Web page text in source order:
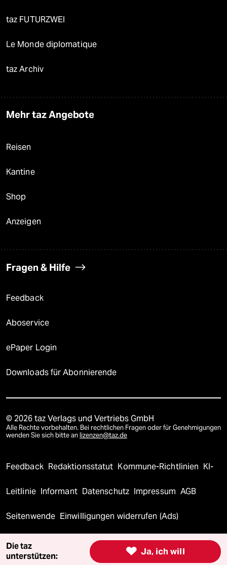
taz FUTURZWEI
Le Monde diplomatique
taz Archiv
Mehr taz Angebote
Reisen
Kantine
Shop
Anzeigen
Fragen & Hilfe
Feedback
Aboservice
ePaper Login
Downloads für Abonnierende
© 2026 taz Verlags und Vertriebs GmbH
Alle Rechte vorbehalten. Bei rechtlichen Fragen oder für Genehmigungen
wenden Sie sich bitte an lizenzen@taz.de
Feedback Redaktionsstatut Kommune-Richtlinien KI-
Leitlinie Informant Datenschutz Impressum AGB
Seitenwende Einwilligungen widerrufen (Ads)
 Ja, ich will
Die taz
unterstützen: